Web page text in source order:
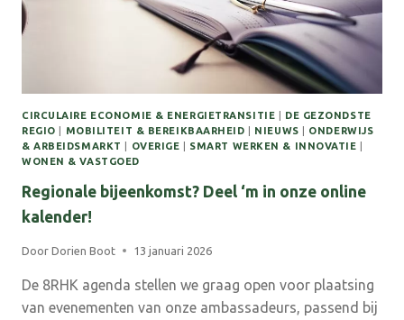
CIRCULAIRE ECONOMIE & ENERGIETRANSITIE
DE GEZONDSTE
REGIO
MOBILITEIT & BEREIKBAARHEID NIEUWS
ONDERWIJS
& ARBEIDSMARKT
OVERIGE SMART WERKEN & INNOVATIE
WONEN & VASTGOED
Regionale bijeenkomst? Deel ‘m in onze online
kalender!
Door Dorien Boot 13 januari 2026
De 8RHK agenda stellen we graag open voor plaatsing
van evenementen van onze ambassadeurs, passend bij